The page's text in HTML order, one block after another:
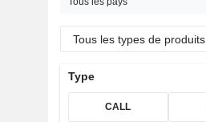
Tous les types de produits
Type
CALL